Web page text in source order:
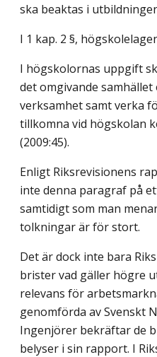
ska beaktas i
I 1 kap. 2 §,
I högskolornas uppgift
det omgivande
verksamhet samt verka
tillkomna vid högskolan
(2009:45).
Enligt Riksrevisionens
inte denna paragraf på
samtidigt som man
tolkningar är för stort.
Det är dock inte bara
brister vad gäller högre
relevans för
genomförda av Svenskt
Ingenjörer bekräftar de
belyser i sin rapport. I